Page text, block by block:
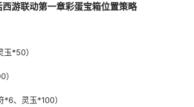
游联动第一章彩蛋宝箱位置策略
玉*50）
）
*6、灵玉*100）